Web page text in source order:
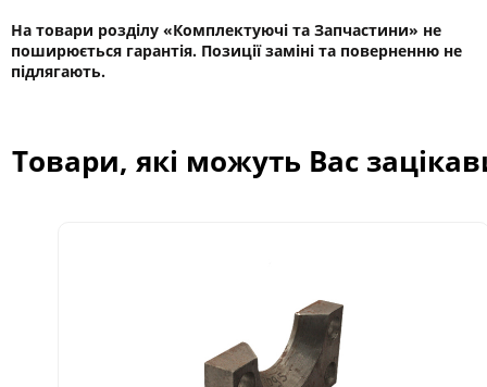
На товари розділу «Комплектуючі та Запчастини» не
поширюється гарантія. Позиції заміні та поверненню не
підлягають.
Товари, які можуть Вас